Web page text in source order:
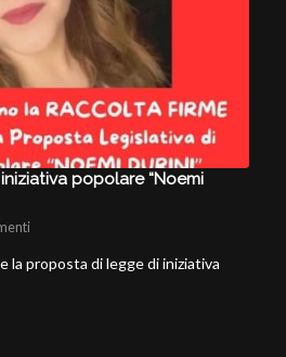
popolare “Noemi
la proposta di legge di iniziativa